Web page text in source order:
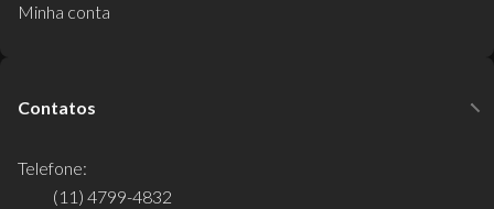
Minha conta
Contatos
Telefone:
(11) 4799-4832